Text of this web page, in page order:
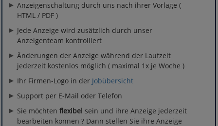
Anzeigenschaltung durch uns nach ihrer Vorlage (
HTML / PDF )
Jede Anzeige wird zusätzlich durch unser
Anzeigenteam kontrolliert
Änderungen der Anzeige während der Laufzeit
jederzeit kostenlos möglich ( maximal 1x je Woche )
Ihr Firmen-Logo in der Jobübersicht
Support per E-Mail oder Telefon
Sie möchten flexibel sein und ihre Anzeige jederzeit
bearbeiten können ? Dann stellen Sie ihre Anzeige